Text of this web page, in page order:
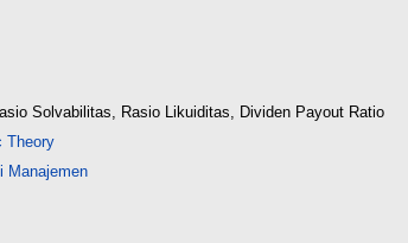
Solvabilitas, Rasio Likuiditas, Dividen Payout Ratio
Theory
Manajemen